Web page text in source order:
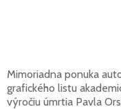
Mimoriadna ponuka
grafického listu
výročiu úmrtia Pavla